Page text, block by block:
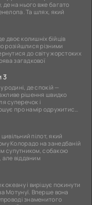
на нього вже багато
Та шлях, який
двоє колишніх бійців
розійшлися різними
до світу жорстоких
загадкової
3
родині, де спокій —
рішення швидко
суперечок і
про намір одружитися,
пілот, який
Колорадо на занедбаній
супутником, собакою
відданим
океану і вирішує покинути
Мотунуї. Вперше вона
знаменитого